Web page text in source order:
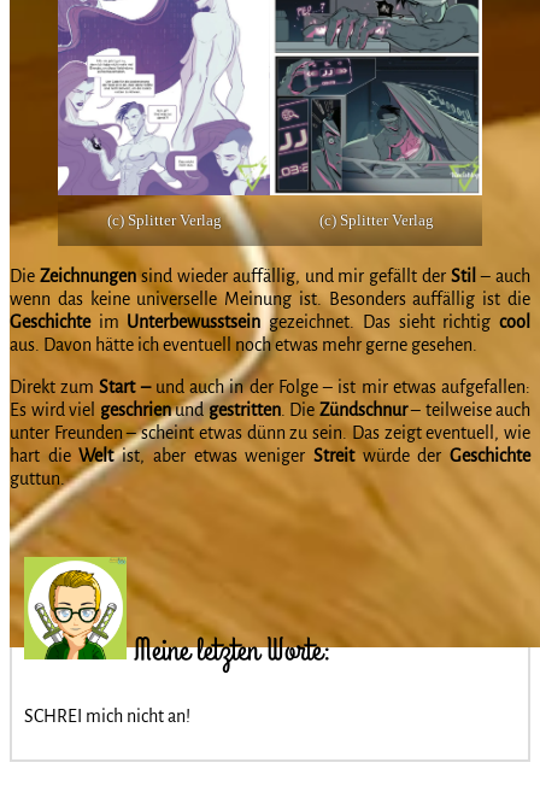
(c) Splitter Verlag (c) Splitter Verlag
Die Zeichnungensind wieder auffällig, und mir gefällt derStil– auch
wenn das keine universelle Meinung ist. Besonders auffällig ist die
Geschichteim Unterbewusstsein gezeichnet. Das sieht richtigcool
aus. Davon hätte ich eventuell noch etwas mehr gerne gesehen.
Direkt zumStart –und auch in der Folge – ist mir etwas aufgefallen:
Es wird viel geschrienundgestritten. Die Zündschnur– teilweise auch
unter Freunden – scheint etwas dünn zu sein. Das zeigt eventuell, wie
hart dieWeltist, aber etwas weniger Streitwürde derGeschichte
guttun.
Meine letzten Worte:
SCHREI mich nicht an!